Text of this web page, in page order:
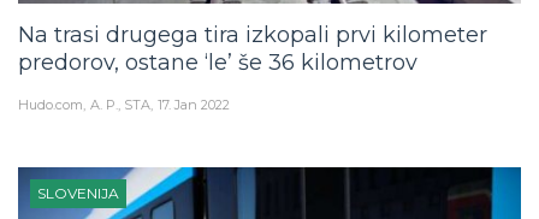
Na trasi drugega tira izkopali prvi kilometer
predorov, ostane ‘le’ še 36 kilometrov
Hudo.com A. P., STA 17. Jan 2022
SLOVENIJA